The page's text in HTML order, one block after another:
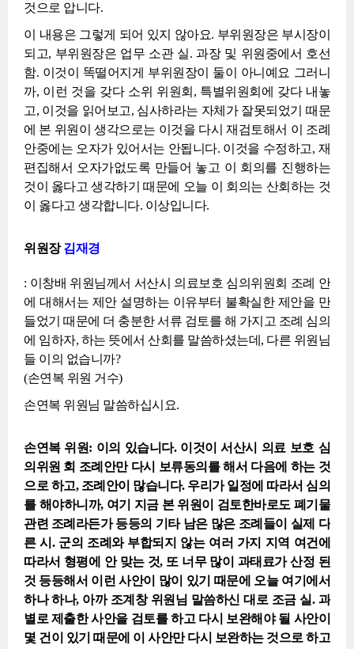
것으로 압니다.
이 내용은 그렇게 되어 있지 않아요. 부위원장은 부시장이
되고, 부위원장은 업무 소관 실. 과장 및 위원중에서 호선
함. 이것이 똑떨어지게 부위원장이 둘이 아니예요 그러니
까, 이런 것을 갖다 소위 위원회, 특별위원회에 갖다 내놓
고, 이것을 읽어보고, 심사하라는 자체가 잘못되었기 때문
에 본 위원이 생각으로는 이것을 다시 재검토해서 이 조례
안중에는 오자가 있어서는 안됩니다. 이것을 수정하고, 재
편집해서 오자가없도록 만들어 놓고 이 회의를 진행하는
것이 옳다고 생각하기 때문에 오늘 이 회의는 산회하는 것
이 옳다고 생각합니다. 이상입니다.
위원장김재경
: 이창배 위원님께서 서산시 의료보호 심의위원회 조례 안
에 대해서는 제안 설명하는 이유부터 불확실한 제안을 만
들었기 때문에 더 충분한 서류 검토를 해 가지고 조례 심의
에 임하자, 하는 뜻에서 산회를 말씀하셨는데, 다른 위원님
들 이의 없습니까?
(손연복 위원 거수)
손연복 위원님 말씀하십시요.
손연복 위원: 이의 있습니다. 이것이 서산시 의료 보호 심
의위원 회 조례안만 다시 보류동의를 해서 다음에 하는 것
으로 하고, 조례안이 많습니다. 우리가 일정에 따라서 심의
를 해야하니까, 여기 지금 본 위원이 검토한바로도 폐기물
관련 조례라든가 등등의 기타 남은 많은 조례들이 실제 다
른 시. 군의 조례와 부합되지 않는 여러 가지 지역 여건에
따라서 형평에 안 맞는 것, 또 너무 많이 과태료가 산정 된
것 등등해서 이런 사안이 많이 있기 때문에 오늘 여기에서
하나 하나, 아까 조계창 위원님 말씀하신 대로 조금 실. 과
별로 제출한 사안을 검토를 하고 다시 보완해야 될 사안이
몇 건이 있기 때문에 이 사안만 다시 보완하는 것으로 하고